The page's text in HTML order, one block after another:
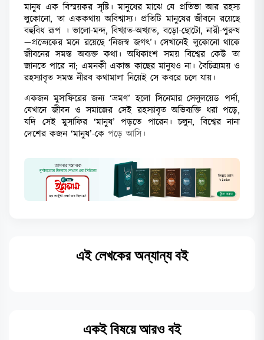
মানুষ এক বিস্ময়কর সৃষ্টি। মানুষের মাঝে যে প্রতিভা আর রহস্য
লুকোনো, তা এককথায় অবিশ্বাস্য। প্রতিটি মানুষের জীবনে রয়েছে
বহুবিধ রূপ । ভালো-মন্দ, বিখ্যাত-অখ্যাত, বড়ো-ছোটো, নারী-পুরুষ
—প্রত্যেকের মনে রয়েছে ‘নিজস্ব জগৎ’। সেখানেই লুকোনো থাকে
জীবনের সমস্ত অব্যক্ত কথা। অধিকাংশ সময় বিশ্বের কেউ তা
জানতে পারে না; এমনকী একান্ত কাছের মানুষও না। বৈচিত্র্যময় ও
রহস্যাবৃত সমস্ত নীরব কথামালা নিয়েই সে কবরে চলে যায়।
একজন মুসাফিরের জন্য ‘ভ্রমণ’ হলো সিনেমার সেলুলয়েড পর্দা,
যেখানে জীবন ও সমাজের সেই রহস্যাবৃত অভিব্যক্তি ধরা পড়ে,
যদি সেই মুসাফির ‘মানুষ’ পড়তে পারেন। চলুন, বিশ্বের নানা
দেশের কজন ‘মানুষ’-কে পড়ে আসি।
এই লেখকের অন্যান্য বই
একই বিষয়ে আরও বই